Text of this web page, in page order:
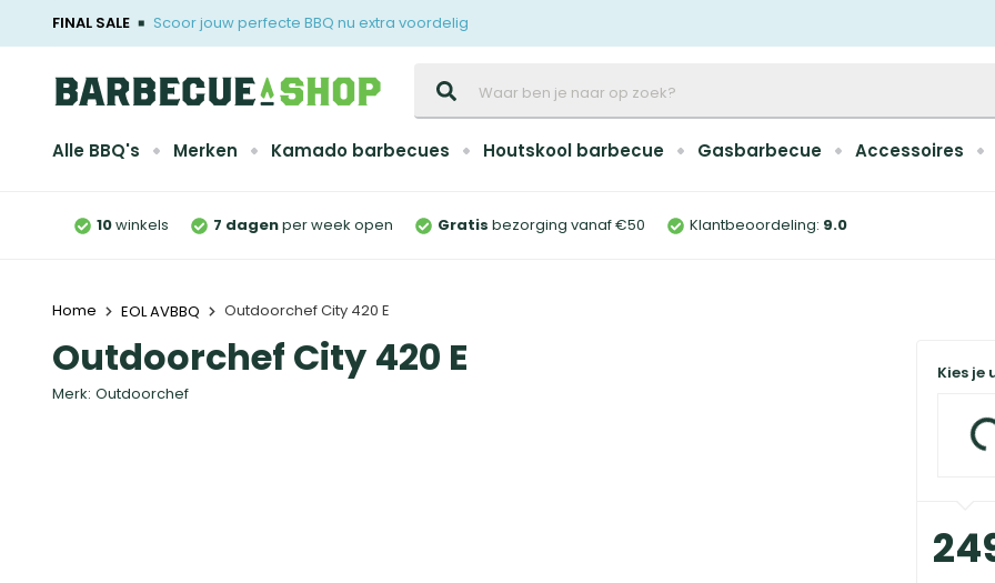
FINAL SALE Scoor jouw perfecte BBQ nu extra voordelig
Alle BBQ's Merken Kamado barbecues Houtskool barbecue Gasbarbecue Accessoires
10winkels 7 dagenper week open Gratis bezorging vanaf €50 Klantbeoordeling: 9.0
Home EOL AVBBQ Outdoorchef City 420 E
Outdoorchef City 420 E
Merk: Outdoorchef
Kies je